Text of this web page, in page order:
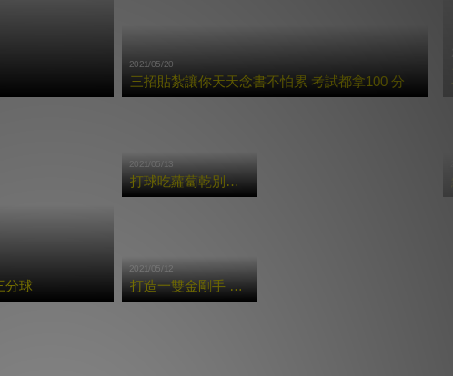
2021/05/20
三招貼紮讓你天天念書不怕累 考試都拿100 分
分球
2021/05/13
打球吃蘿蔔乾別硬撐 三招貼紮避免二度傷害
2021/05/12
打造一雙金剛手 每局Strike沒問題